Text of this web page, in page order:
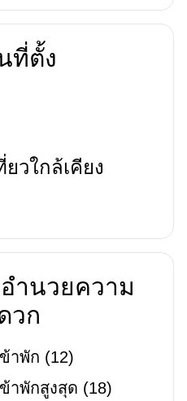
ที่ตั้ง
วใกล้เคียง
ำนวยความ
วก
าพัก (12)
าพักสูงสุด (18)